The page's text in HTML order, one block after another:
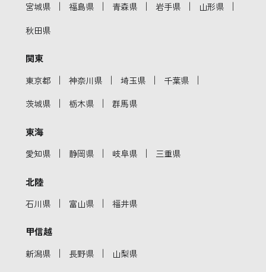
宮城県 ｜ 福島県 ｜ 青森県 ｜ 岩手県 ｜ 山形県 ｜
秋田県
関東
東京都 ｜ 神奈川県 ｜ 埼玉県 ｜ 千葉県 ｜
茨城県 ｜ 栃木県 ｜ 群馬県
東海
愛知県 ｜ 静岡県 ｜ 岐阜県 ｜ 三重県
北陸
石川県 ｜ 富山県 ｜ 福井県
甲信越
新潟県 ｜ 長野県 ｜ 山梨県